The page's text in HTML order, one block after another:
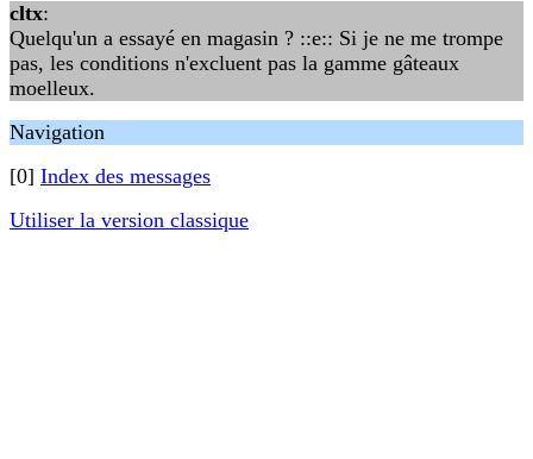
cltx:
Quelqu'un a essayé en magasin ? ::e:: Si je ne me trompe
pas, les conditions n'excluent pas la gamme gâteaux
moelleux.
Navigation
[0] Index des messages
Utiliser la version classique